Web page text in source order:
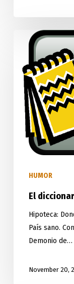
diccionario
Cuco
mío
HUMOR
El
Hipoteca:
País sano.
Demonio de…
November 20,